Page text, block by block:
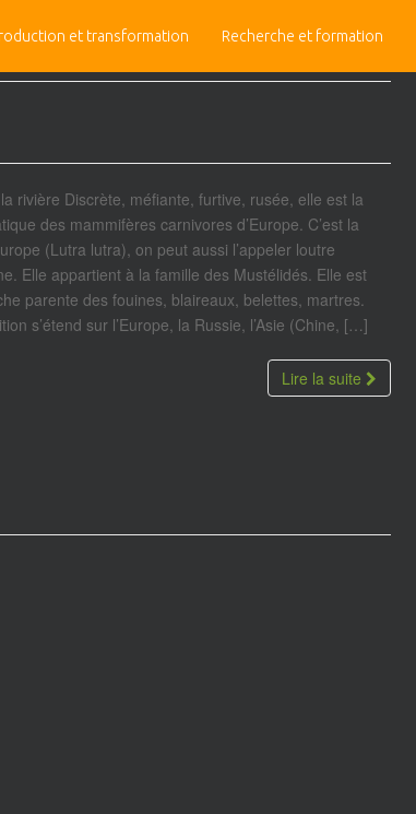
et transformation Recherche et formation
rivière Discrète, méfiante, furtive, rusée, elle est la
des mammifères carnivores d’Europe. C’est la
(Lutra lutra), on peut aussi l’appeler loutre
Elle appartient à la famille des Mustélidés. Elle est
parente des fouines, blaireaux, belettes, martres.
s’étend sur l’Europe, la Russie, l’Asie (Chine, […]
Lire la suite